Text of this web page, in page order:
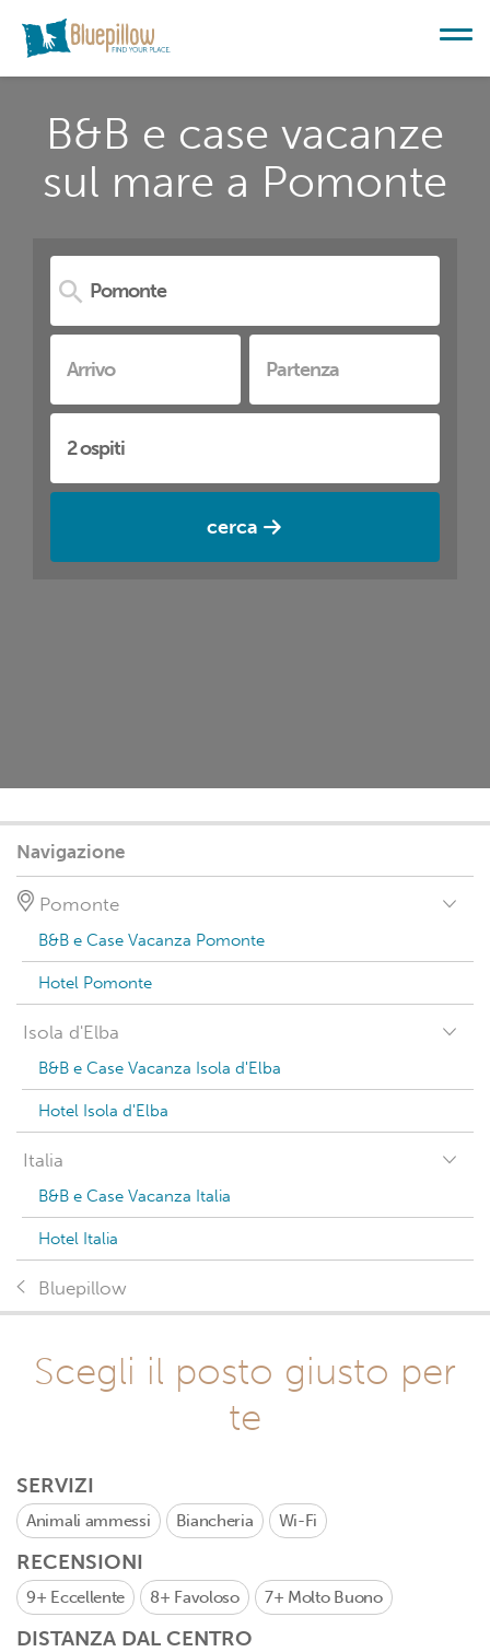
B&B e case vacanze
sul mare a Pomonte
cerca
Navigazione
Pomonte
B&B e Case Vacanza Pomonte
Hotel Pomonte
Isola d'Elba
B&B e Case Vacanza Isola d'Elba
Hotel Isola d'Elba
Italia
B&B e Case Vacanza Italia
Hotel Italia
Bluepillow
Scegli il posto giusto per
te
SERVIZI
Animali ammessi Biancheria Wi-Fi
RECENSIONI
9+ Eccellente 8+ Favoloso 7+ Molto Buono
DISTANZA DAL CENTRO